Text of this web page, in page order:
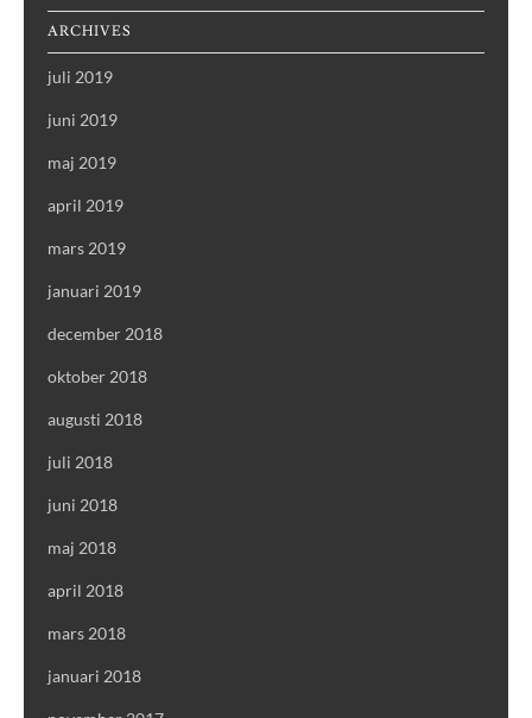
ARCHIVES
juli 2019
juni 2019
maj 2019
april 2019
mars 2019
januari 2019
december 2018
oktober 2018
augusti 2018
juli 2018
juni 2018
maj 2018
april 2018
mars 2018
januari 2018